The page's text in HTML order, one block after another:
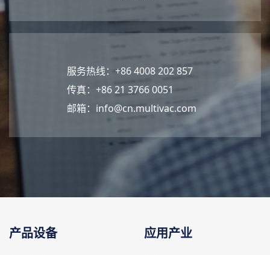
服务热线：+86 4008 202 857
传真：+86 21 3766 0051
邮箱： info@cn.multivac.com
产品设备 应用产业